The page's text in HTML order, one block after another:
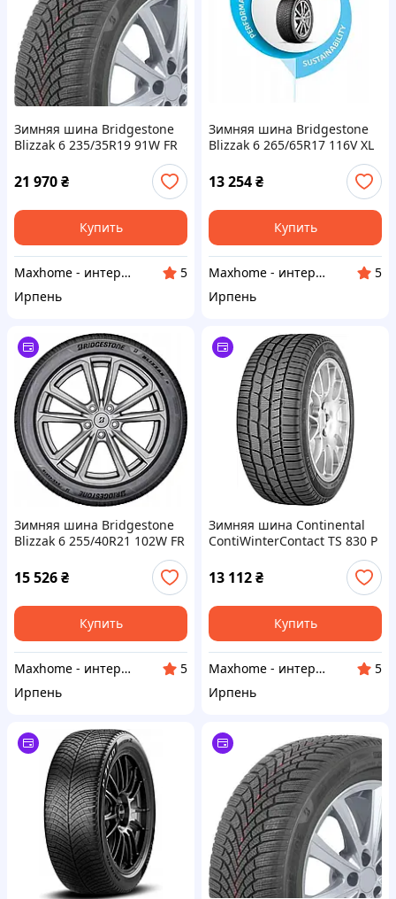
Зимняя шина Bridgestone
Blizzak 6 235/35R19 91W FR
21 970₴
Купить
Maxhome - интернет магазин
5
Ирпень
Зимняя шина Bridgestone
Blizzak 6 265/65R17 116V XL
13 254₴
Купить
Maxhome - интернет магазин
5
Ирпень
Зимняя шина Bridgestone
Blizzak 6 255/40R21 102W FR
15 526₴
Купить
Maxhome - интернет магазин
5
Ирпень
Зимняя шина Continental
ContiWinterContact TS 830 P
13 112₴
Купить
Maxhome - интернет магазин
5
Ирпень